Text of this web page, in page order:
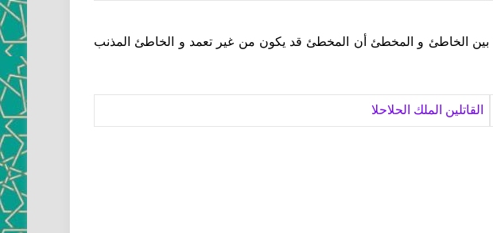
الخاطئ و المخطئ أن المخطئ قد يكون من غير تعمد و الخاطئ المذنب
القاتلين الملك الحلاحلا